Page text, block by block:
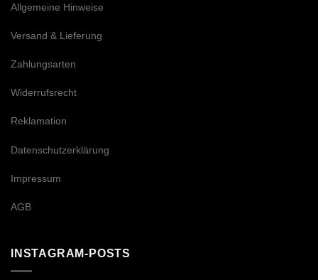
Allgemeine Hinweise
Versand & Lieferung
Zahlungsarten
Widerrufsrecht
Reklamation
Datenschutzerklärung
Impressum
AGB
INSTAGRAM-POSTS